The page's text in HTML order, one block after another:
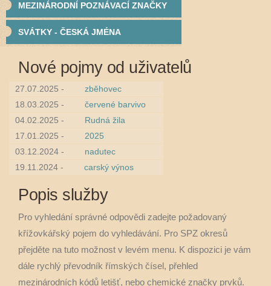
MEZINÁRODNÍ POZNÁVACÍ ZNAČKY
SVÁTKY - ČESKÁ JMÉNA
Nové pojmy od uživatelů
27.07.2025 -
zběhovec
18.03.2025 -
červené barvivo
04.02.2025 -
Rudná žila
17.01.2025 -
2025
03.12.2024 -
nadutec
19.11.2024 -
carský výnos
Popis služby
Pro vyhledání správné odpovědi zadejte požadovaný
křížovkářský pojem do vyhledávání. Pro SPZ okresů
přejděte na tuto možnost v levém menu. K dispozici je vám
dále rychlý převodník římských čísel, přehled
mezinárodních kódů letišť, nebo chemické značky prvků.